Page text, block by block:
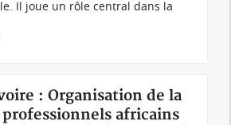
Il joue un rôle central dans la
: Organisation de la
professionnels africains